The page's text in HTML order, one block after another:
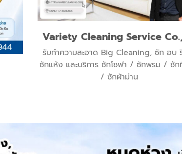
Variety Cleaning Service
รับทำความสะอาด Big Cleaning, ซัก อบ
ซักแห้ง และบริการ ซักโซฟา / ซักพรม / ซั
/ ซักผ้าม่าน